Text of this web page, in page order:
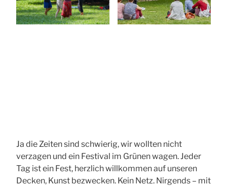
Ja die Zeiten sind schwierig, wir wollten nicht
verzagen und ein Festival im Grünen wagen. Jeder
Tag ist ein Fest, herzlich willkommen auf unseren
Decken, Kunst bezwecken. Kein Netz. Nirgends – mit